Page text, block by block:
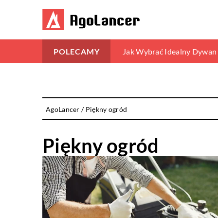
POLECAMY Oczyszczalnie drenażowe
Jak Wybrać Idealny
Efektywne zarządzanie
AgoLancer / Piękny ogród
Piękny ogród